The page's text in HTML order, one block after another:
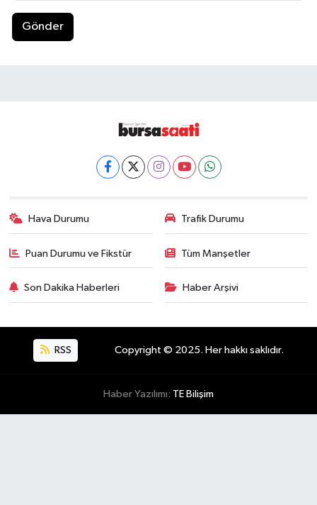
Gönder
Hava Durumu Trafik Durumu
Puan Durumu ve Fikstür Tüm Manşetler
Son Dakika Haberleri Haber Arşivi
RSS Copyright © 2025. Her hakkı saklıdır.
Haber Yazılımı: TE Bilişim